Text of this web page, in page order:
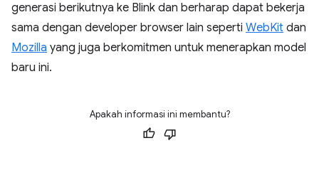
generasi berikutnya ke Blink dan berharap dapat bekerja
sama dengan developer browser lain seperti WebKit dan
Mozilla yang juga berkomitmen untuk menerapkan model
baru ini.
Apakah informasi ini membantu?